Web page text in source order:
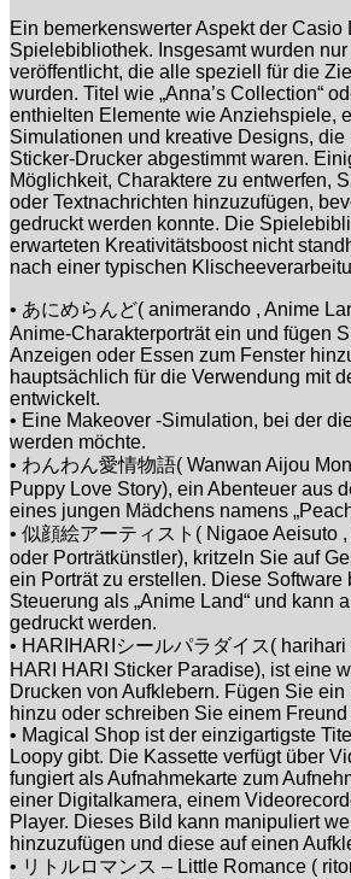
Ein bemerkenswerter Aspekt der Casio
Spielebibliothek. Insgesamt wurden
veröffentlicht, die alle speziell für die
wurden. Titel wie „Anna’s Collection“
enthielten Elemente wie Anziehspiele,
Simulationen und kreative Designs, die
Sticker-Drucker abgestimmt waren.
Möglichkeit, Charaktere zu entwerfen,
oder Textnachrichten hinzuzufügen,
gedruckt werden konnte. Die
erwarteten Kreativitätsboost nicht
nach einer typischen
• あにめらんど( animerando , Anime
Anime-Charakterporträt ein und fügen
Anzeigen oder Essen zum Fenster
hauptsächlich für die Verwendung mit
entwickelt.
• Eine Makeover -Simulation, bei der
werden möchte.
• わんわん愛情物語( Wanwan Aijou
Puppy Love Story), ein Abenteuer aus
eines jungen Mädchens namens
• 似顔絵アーティスト( Nigaoe Aeisuto
oder Porträtkünstler), kritzeln Sie auf
ein Porträt zu erstellen. Diese Software
Steuerung als „Anime Land“ und kann
gedruckt werden.
• HARIHARIシールパラダイス(
HARI HARI Sticker Paradise), ist eine
Drucken von Aufklebern. Fügen Sie
hinzu oder schreiben Sie einem
• Magical Shop ist der einzigartigste
Loopy gibt. Die Kassette verfügt über
fungiert als Aufnahmekarte zum
einer Digitalkamera, einem
Player. Dieses Bild kann manipuliert
hinzuzufügen und diese auf einen
• リトルロマンス – Little Romance (